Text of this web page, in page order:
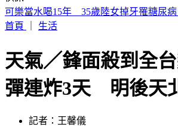
被選上國民法官該怎麼辦? 司法院廣告
首頁
生活
天氣／鋒面殺到全
彈連炸3天 明後天
記者：王馨儀